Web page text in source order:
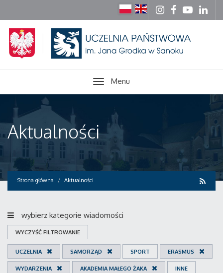
Menu
Aktualności
Strona główna Aktualności
wybierz kategorie wiadomości
WYCZYŚĆ FILTROWANIE
UCZELNIA SAMORZĄD SPORT ERASMUS
WYDARZENIA AKADEMIA MAŁEGO ŻAKA INNE